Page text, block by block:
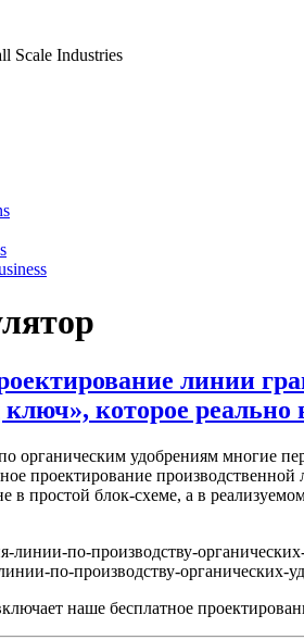
Scale Industries
линии
которое реально
органическим удобрениям многие
проектирование
в простой блок-схеме, а в
по-производству-органических-
наше бесплатное